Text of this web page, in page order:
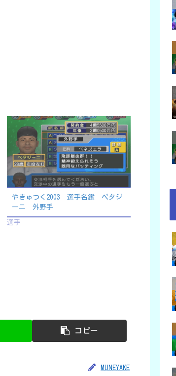
やきゅつく2003 選手名鑑 ペタジ
ーニ 外野手
選手
コピー
MUNEYAKE